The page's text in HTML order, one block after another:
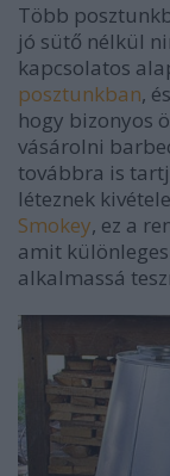
Több
jó sütő nélkül
kapcsolatos
posztunkban,
hogy bizonyos
vásárolni
továbbra is
léteznek
Smokey, ez a
amit
alkalmassá